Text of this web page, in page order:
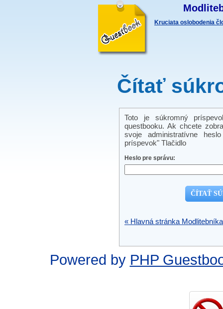
Kruciata oslobodenia
Čítať
Toto je súkromný
questbooku. Ak chcete
svoje administratívne
príspevok" Tlačidlo
Heslo pre správu:
« Hlavná stránka Modlitebníka
Powered by PHP